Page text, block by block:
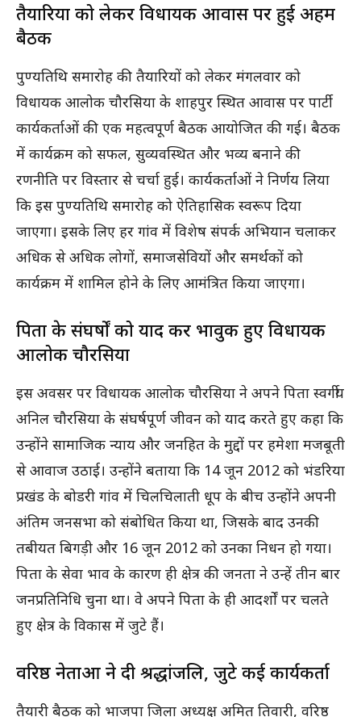
तैयारियों को लेकर विधायक आवास पर हुई अहम
बैठक
पुण्यतिथि समारोह की तैयारियों को लेकर मंगलवार को
विधायक आलोक चौरसिया के शाहपुर स्थित आवास पर पार्टी
कार्यकर्ताओं की एक महत्वपूर्ण बैठक आयोजित की गई। बैठक
में कार्यक्रम को सफल, सुव्यवस्थित और भव्य बनाने की
रणनीति पर विस्तार से चर्चा हुई। कार्यकर्ताओं ने निर्णय लिया
कि इस पुण्यतिथि समारोह को ऐतिहासिक स्वरूप दिया
जाएगा। इसके लिए हर गांव में विशेष संपर्क अभियान चलाकर
अधिक से अधिक लोगों, समाजसेवियों और समर्थकों को
कार्यक्रम में शामिल होने के लिए आमंत्रित किया जाएगा।
पिता के संघर्षों को याद कर भावुक हुए विधायक
आलोक चौरसिया
इस अवसर पर विधायक आलोक चौरसिया ने अपने पिता स्वर्गीय
अनिल चौरसिया के संघर्षपूर्ण जीवन को याद करते हुए कहा कि
उन्होंने सामाजिक न्याय और जनहित के मुद्दों पर हमेशा मजबूती
से आवाज उठाई। उन्होंने बताया कि 14 जून 2012 को भंडरिया
प्रखंड के बोडरी गांव में चिलचिलाती धूप के बीच उन्होंने अपनी
अंतिम जनसभा को संबोधित किया था, जिसके बाद उनकी
तबीयत बिगड़ी और 16 जून 2012 को उनका निधन हो गया।
पिता के सेवा भाव के कारण ही क्षेत्र की जनता ने उन्हें तीन बार
जनप्रतिनिधि चुना था। वे अपने पिता के ही आदर्शों पर चलते
हुए क्षेत्र के विकास में जुटे हैं।
वरिष्ठ नेताओं ने दी श्रद्धांजलि, जुटे कई कार्यकर्ता
तैयारी बैठक को भाजपा जिला अध्यक्ष अमित तिवारी, वरिष्ठ